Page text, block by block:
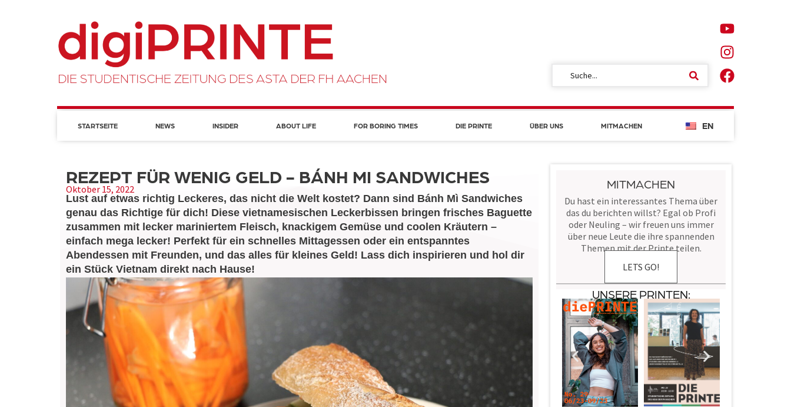
STARTSEITE NEWS INSIDER ABOUT LIFE FOR BORING TIMES DIE PRINTE ÜBER UNS MITMACHEN EN
REZEPT FÜR WENIG GELD - BÁNH MI SANDWICHES
Oktober 15, 2022
Lust auf etwas richtig Leckeres, das nicht die Welt kostet? Dann sind Bánh Mì Sandwiches
genau das Richtige für dich! Diese vietnamesischen Leckerbissen bringen frisches Baguette
zusammen mit lecker mariniertem Fleisch, knackigem Gemüse und coolen Kräutern –
einfach mega lecker! Perfekt für ein schnelles Mittagessen oder ein entspanntes
Abendessen mit Freunden, und das alles für kleines Geld! Lass dich inspirieren und hol dir
ein Stück Vietnam direkt nach Hause!
MITMACHEN
Du hast ein interessantes Thema über
das du berichten willst? Egal ob Profi
oder Neuling – wir freuen uns immer
über neue Leute die ihre spannenden
Themen mit der Printe teilen.
LETS GO!
UNSERE PRINTEN: